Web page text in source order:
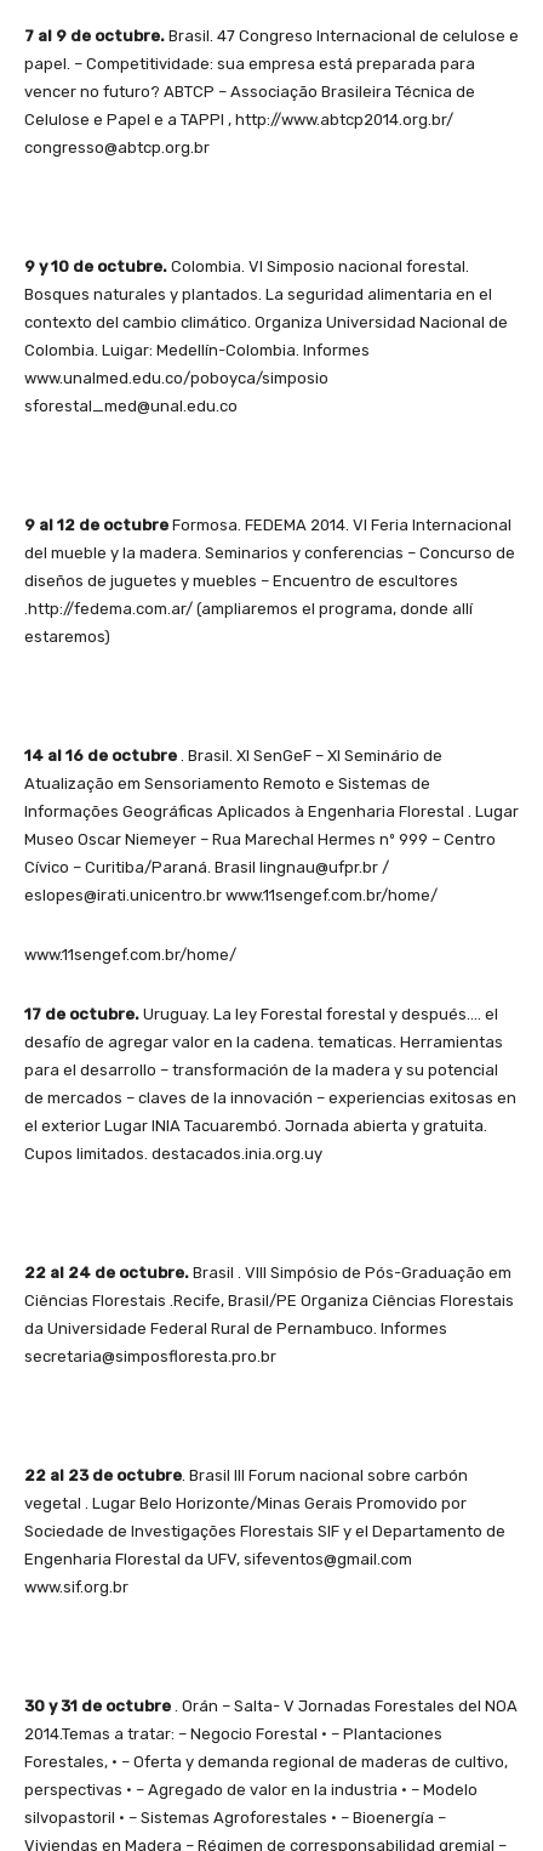
7 al 9 de octubre. Brasil. 47 Congreso Internacional de celulose e
papel. – Competitividade: sua empresa está preparada para
vencer no futuro? ABTCP – Associação Brasileira Técnica de
Celulose e Papel e a TAPPI , http://www.abtcp2014.org.br/
congresso@abtcp.org.br
9 y 10 de octubre. Colombia. VI Simposio nacional forestal.
Bosques naturales y plantados. La seguridad alimentaria en el
contexto del cambio climático. Organiza Universidad Nacional de
Colombia. Luigar: Medellín-Colombia. Informes
www.unalmed.edu.co/poboyca/simposio
sforestal_med@unal.edu.co
9 al 12 de octubre Formosa. FEDEMA 2014. VI Feria Internacional
del mueble y la madera. Seminarios y conferencias – Concurso de
diseños de juguetes y muebles – Encuentro de escultores
.http://fedema.com.ar/ (ampliaremos el programa, donde allí
estaremos)
14 al 16 de octubre . Brasil. XI SenGeF – XI Seminário de
Atualização em Sensoriamento Remoto e Sistemas de
Informações Geográficas Aplicados à Engenharia Florestal . Lugar
Museo Oscar Niemeyer – Rua Marechal Hermes nº 999 – Centro
Cívico – Curitiba/Paraná. Brasil lingnau@ufpr.br /
eslopes@irati.unicentro.br www.11sengef.com.br/home/
www.11sengef.com.br/home/
17 de octubre. Uruguay. La ley Forestal forestal y después…. el
desafío de agregar valor en la cadena. tematicas. Herramientas
para el desarrollo – transformación de la madera y su potencial
de mercados – claves de la innovación – experiencias exitosas en
el exterior Lugar INIA Tacuarembó. Jornada abierta y gratuita.
Cupos limitados. destacados.inia.org.uy
22 al 24 de octubre. Brasil . VIII Simpósio de Pós-Graduação em
Ciências Florestais .Recife, Brasil/PE Organiza Ciências Florestais
da Universidade Federal Rural de Pernambuco. Informes
secretaria@simposfloresta.pro.br
22 al 23 de octubre. Brasil III Forum nacional sobre carbón
vegetal . Lugar Belo Horizonte/Minas Gerais Promovido por
Sociedade de Investigações Florestais SIF y el Departamento de
Engenharia Florestal da UFV, sifeventos@gmail.com
www.sif.org.br
30 y 31 de octubre . Orán – Salta- V Jornadas Forestales del NOA
2014.Temas a tratar: – Negocio Forestal · – Plantaciones
Forestales, · – Oferta y demanda regional de maderas de cultivo,
perspectivas · – Agregado de valor en la industria · – Modelo
silvopastoril · – Sistemas Agroforestales · – Bioenergía –
Viviendas en Madera – Régimen de corresponsabilidad gremial –